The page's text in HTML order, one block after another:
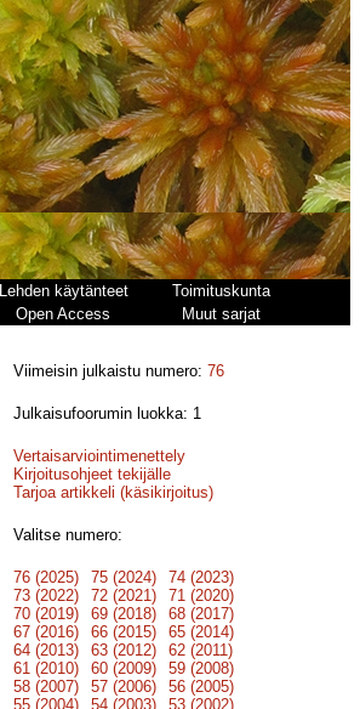
Lehden käytänteet
Toimituskunta
Open Access Muut sarjat
Viimeisin julkaistu numero:76
Julkaisufoorumin luokka: 1
Vertaisarviointimenettely
Kirjoitusohjeet tekijälle
Tarjoa artikkeli (käsikirjoitus)
Valitse numero:
76 (2025) 75 (2024)
74 (2023)
73 (2022)
72 (2021)
71 (2020)
70 (2019)
69 (2018)
68 (2017)
67 (2016)
66 (2015)
65 (2014)
64 (2013)
63 (2012)
62 (2011)
61 (2010)
60 (2009)
59 (2008)
58 (2007)
57 (2006)
56 (2005)
55 (2004)
54 (2003)
53 (2002)